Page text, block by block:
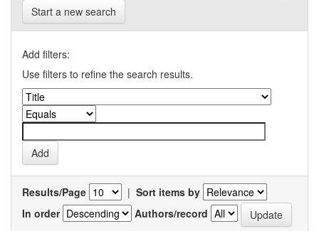
Start a new search
Add filters:
Use filters to refine the search results.
Results/Page | Sort items by
In order
Authors/record